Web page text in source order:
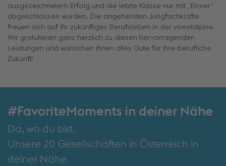
ausgezeichnetem Erfolg und die letzte Klasse nur mit „Einser“
abgeschlossen wurden. Die angehenden Jungfachkräfte
freuen sich auf ihr zukünftiges Berufsleben in der voestalpine.
Wir gratulieren ganz herzlich zu diesen hervorragenden
Leistungen und wünschen ihnen alles Gute für ihre berufliche
Zukunft!
#FavoriteMoments in deiner Nähe
Da, wo du bist.
Unsere 20 Gesellschaften in Österreich in
deiner Nähe.